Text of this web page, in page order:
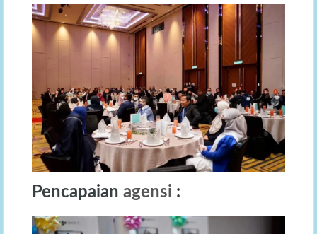
Pencapaian agensi :